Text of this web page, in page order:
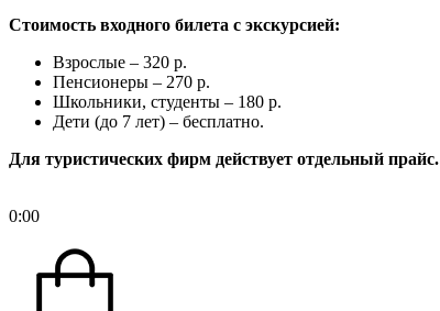
Стоимость входного билета с экскурсией:
Взрослые – 320 р.
Пенсионеры – 270 р.
Школьники, студенты – 180 р.
Дети (до 7 лет) – бесплатно.
Для туристических фирм действует отдельный прайс.
0:00